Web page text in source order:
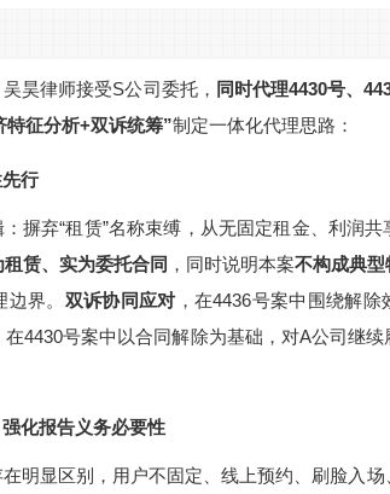
昊律师接受S公司委托， 同时代理4430号、
特征分析+双诉统筹”制定一体化代理思路：
先行
摒弃“租赁”名称束缚，从无固定租金、利润
租赁、实为委托合同 ，同时说明本案不构成典型
界。 双诉协同应对 ，在4436号案中围绕解
4430号案中以合同解除为基础，对A公司继
强化报告义务必要性
明显区别，用户不固定、线上预约、刷脸入场